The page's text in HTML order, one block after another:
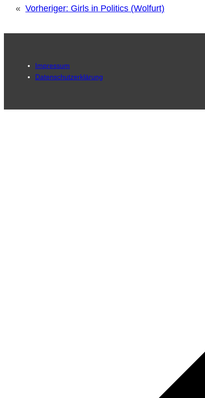
« Vorheriger: Girls in Politics (Wolfurt)
Impressum
Datenschutzerklärung